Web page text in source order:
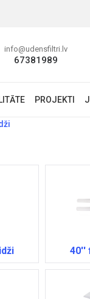
info@udensfiltri.lv
67381989
PROJEKTI
40''